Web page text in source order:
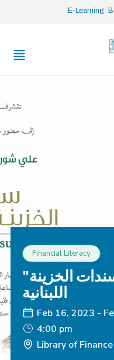
E-Learning
/* opened search */
Financial Literacy
"توقيع كتاب "سندات الخزينة
اللبنانية
Feb 16, 2023 -
4:00 pm
Library of Finance